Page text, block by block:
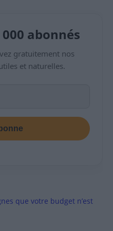
abonnés
gratuitement nos
et naturelles.
que votre budget n’est